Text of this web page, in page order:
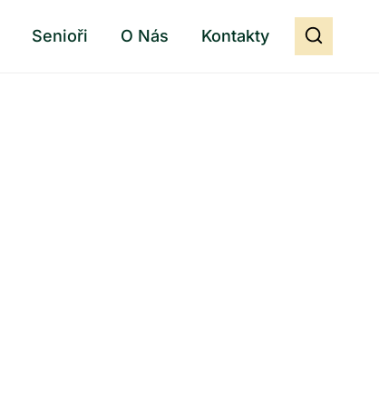
Senioři O Nás Kontakty